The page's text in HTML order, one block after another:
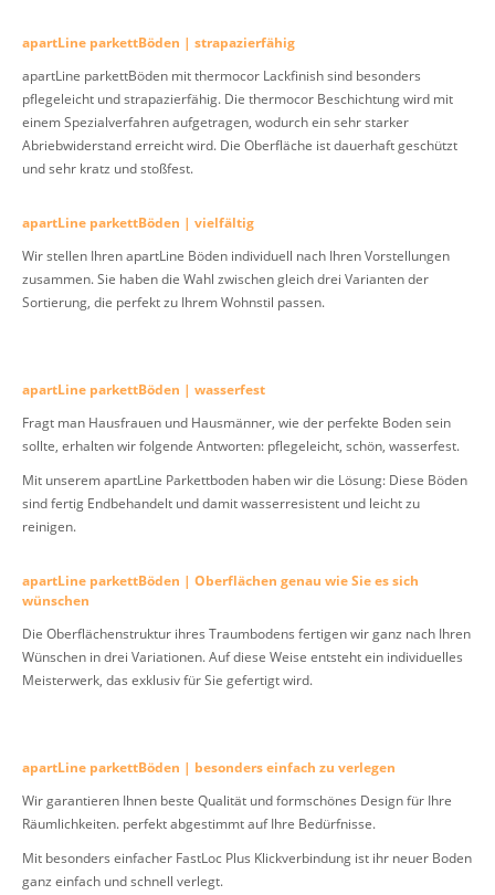
apartLine parkettBöden | strapazierfähig
apartLine parkettBöden mit thermocor Lackfinish sind besonders
pflegeleicht und strapazierfähig. Die thermocor Beschichtung wird mit
einem Spezialverfahren aufgetragen, wodurch ein sehr starker
Abriebwiderstand erreicht wird. Die Oberfläche ist dauerhaft geschützt
und sehr kratz und stoßfest.
apartLine parkettBöden | vielfältig
Wir stellen Ihren apartLine Böden individuell nach Ihren Vorstellungen
zusammen. Sie haben die Wahl zwischen gleich drei Varianten der
Sortierung, die perfekt zu Ihrem Wohnstil passen.
apartLine parkettBöden | wasserfest
Fragt man Hausfrauen und Hausmänner, wie der perfekte Boden sein
sollte, erhalten wir folgende Antworten: pflegeleicht, schön, wasserfest.
Mit unserem apartLine Parkettboden haben wir die Lösung: Diese Böden
sind fertig Endbehandelt und damit wasserresistent und leicht zu
reinigen.
apartLine parkettBöden | Oberflächen genau wie Sie es sich
wünschen
Die Oberflächenstruktur ihres Traumbodens fertigen wir ganz nach Ihren
Wünschen in drei Variationen. Auf diese Weise entsteht ein individuelles
Meisterwerk, das exklusiv für Sie gefertigt wird.
apartLine parkettBöden | besonders einfach zu verlegen
Wir garantieren Ihnen beste Qualität und formschönes Design für Ihre
Räumlichkeiten. perfekt abgestimmt auf Ihre Bedürfnisse.
Mit besonders einfacher FastLoc Plus Klickverbindung ist ihr neuer Boden
ganz einfach und schnell verlegt.